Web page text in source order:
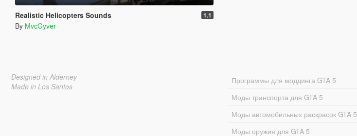
Realistic Helicopters Sounds 1.1
By MvcGyver
Designed in Alderney
Made in Los Santos
Программы для моддинга GTA 5
Моды транспорта для GTA 5
Моды автомобильных раскрасок GTA 5
Моды оружия для GTA 5